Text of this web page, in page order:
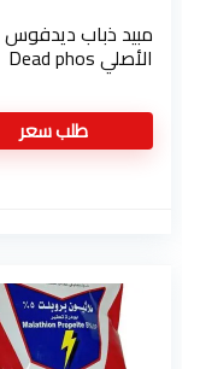
مبيد ذباب ديدفوس
الأصلي Dead phos
طلب سعر